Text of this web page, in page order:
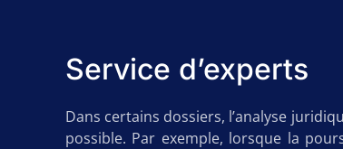
Service d’experts
Dans certains dossiers, l’analyse
possible. Par exemple, lorsque la